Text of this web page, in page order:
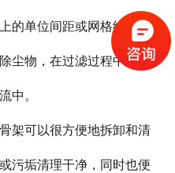
单位间距或网格结构能
尘物，在过滤过程中防止
中。
可以很方便地拆卸和清
污垢清理干净，同时也便